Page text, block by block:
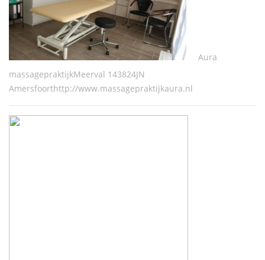
Aura
massagepraktijkMeerval 143824JN
Amersfoorthttp://www.massagepraktijkaura.nl